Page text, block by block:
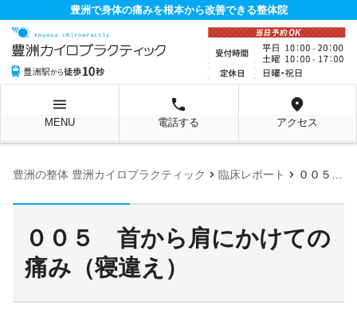
豊洲で身体の痛みを根本から改善できる整体院
menu
MENU
local_phone
電話する
location_on
アクセス
豊洲の整体 豊洲カイロプラクティック chevron_right 臨床レポート chevron_right ００５ 首から肩にかけての痛み（寝違え）
００５ 首から肩にかけての
痛み（寝違え）